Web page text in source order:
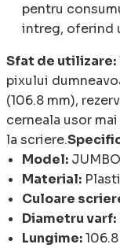
pentru
intreg, oferind
Sfat de utilizare:
pixului
(106.8 mm),
cerneala usor
la scriere.
Model:
Material:
Culoare
Diametru varf:
Lungime: